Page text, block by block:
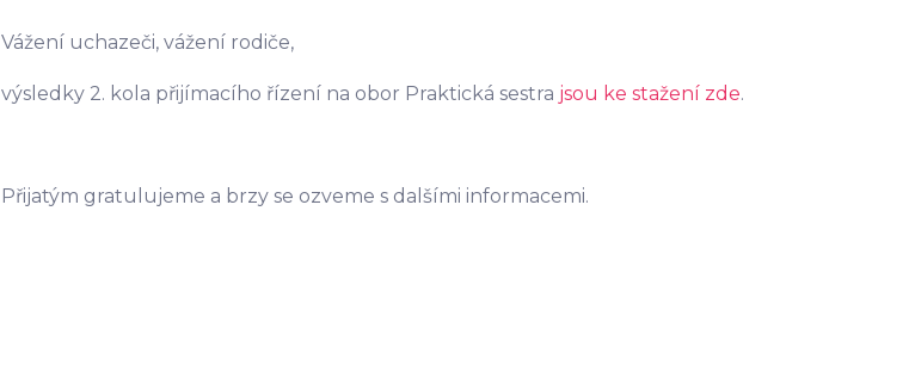
Vážení uchazeči, vážení rodiče,
výsledky 2. kola přijímacího řízení na obor Praktická sestra jsou ke stažení zde.
Přijatým gratulujeme a brzy se ozveme s dalšími informacemi.